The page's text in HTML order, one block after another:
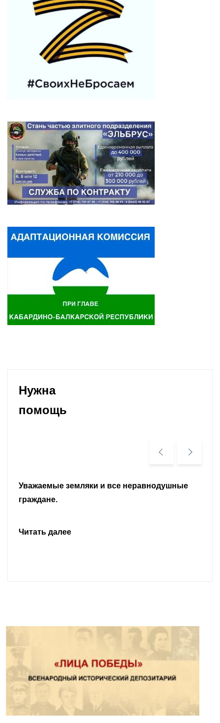
Нужна
помощь
Уважаемые земляки и все неравнодушные
граждане.
Читать далее